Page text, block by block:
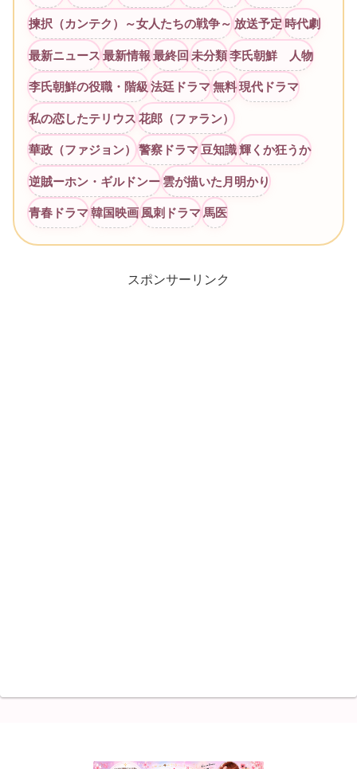
揀択（カンテク）～女人たちの戦争～ 放送予定 時代劇
最新ニュース 最新情報 最終回 未分類 李氏朝鮮 人物
李氏朝鮮の役職・階級 法廷ドラマ 無料 現代ドラマ
私の恋したテリウス 花郎（ファラン）
華政（ファジョン） 警察ドラマ 豆知識 輝くか狂うか
逆賊ーホン・ギルドンー 雲が描いた月明かり
青春ドラマ 韓国映画 風刺ドラマ 馬医
スポンサーリンク